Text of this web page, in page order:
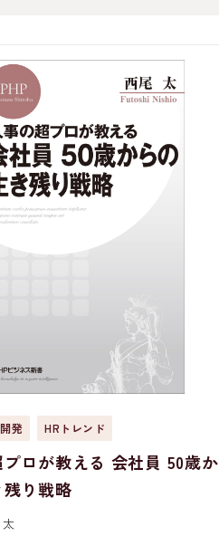
発 HRトレンド
ロが教える 会社員 50歳か
り戦略